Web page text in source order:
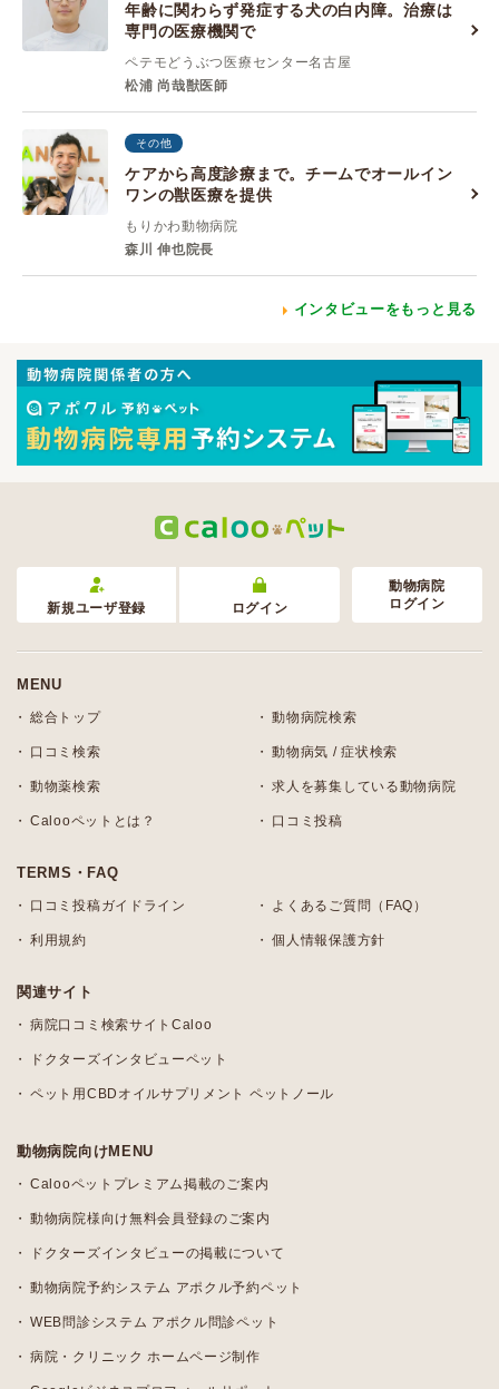
年齢に関わらず発症する犬の白内障。治療は
専門の医療機関で
ペテモどうぶつ医療センター名古屋
松浦 尚哉獣医師
その他
ケアから高度診療まで。チームでオールイン
ワンの獣医療を提供
もりかわ動物病院
森川 伸也院長
インタビューをもっと見る
新規ユーザ登録 ログイン
動物病院
ログイン
MENU
総合トップ 動物病院検索
口コミ検索 動物病気 / 症状検索
動物薬検索 求人を募集している動物病院
Calooペットとは？ 口コミ投稿
TERMS・FAQ
口コミ投稿ガイドライン よくあるご質問（FAQ）
利用規約 個人情報保護方針
関連サイト
病院口コミ検索サイトCaloo
ドクターズインタビューペット
ペット用CBDオイルサプリメント ペットノール
動物病院向けMENU
Calooペットプレミアム掲載のご案内
動物病院様向け無料会員登録のご案内
ドクターズインタビューの掲載について
動物病院予約システム アポクル予約ペット
WEB問診システム アポクル問診ペット
病院・クリニック ホームページ制作